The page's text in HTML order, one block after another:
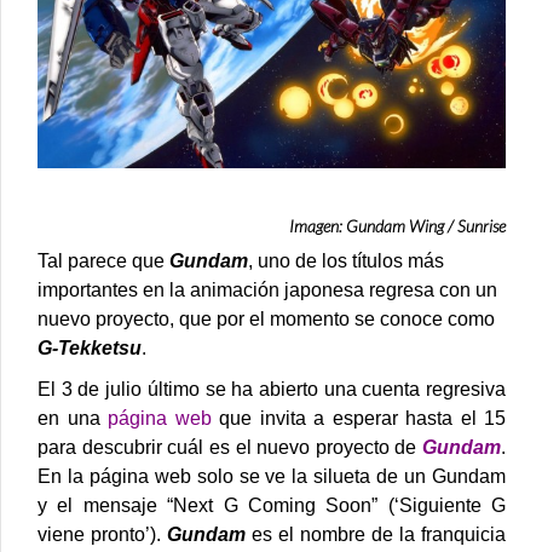
Imagen: Gundam Wing / Sunrise
Tal parece que Gundam, uno de los títulos más
importantes en la animación japonesa regresa con un
nuevo proyecto, que por el momento se conoce como
G-Tekketsu.
El 3 de julio último se ha abierto una cuenta regresiva
en una página webque invita a esperar hasta el 15
para descubrir cuál es el nuevo proyecto de Gundam.
En la página web solo se ve la silueta de un Gundam
y el mensaje “Next G Coming Soon” (‘Siguiente G
viene pronto’). Gundam es el nombre de la franquicia